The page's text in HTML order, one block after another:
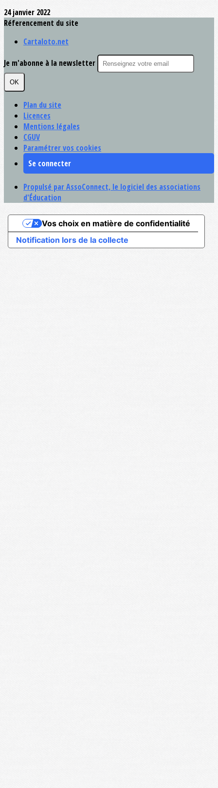
24 janvier 2022
Réferencement du site
Cartaloto.net
Je m'abonne à la newsletter
OK
Plan du site
Licences
Mentions légales
CGUV
Paramétrer vos cookies
Se connecter
Propulsé par AssoConnect, le logiciel des associations
d'Éducation
Notification lors de la collecte
Vos choix en matière de confidentialité